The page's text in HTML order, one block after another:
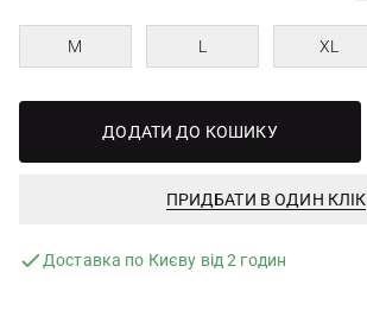
M L XL
ДОДАТИ ДО КОШИКУ
ПРИДБАТИ В ОДИН КЛІК
Доставка по Києву від 2 годин